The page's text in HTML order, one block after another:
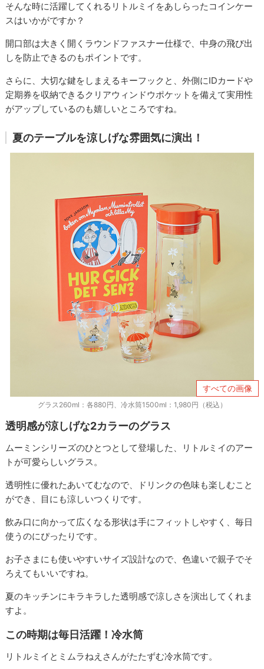
そんな時に活躍してくれるリトルミイをあしらったコインケー
スはいかがですか？
開口部は大きく開くラウンドファスナー仕様で、中身の飛び出
しを防止できるのもポイントです。
さらに、大切な鍵をしまえるキーフックと、外側にIDカードや
定期券を収納できるクリアウィンドウポケットを備えて実用性
がアップしているのも嬉しいところですね。
夏のテーブルを涼しげな雰囲気に演出！
すべての画像
グラス260ml：各880円、冷水筒1500ml：1,980円（税込）
透明感が涼しげな2カラーのグラス
ムーミンシリーズのひとつとして登場した、リトルミイのアー
トが可愛らしいグラス。
透明性に優れたあいてむなので、ドリンクの色味も楽しむこと
ができ、目にも涼しいつくりです。
飲み口に向かって広くなる形状は手にフィットしやすく、毎日
使うのにぴったりです。
お子さまにも使いやすいサイズ設計なので、色違いで親子でそ
ろえてもいいですね。
夏のキッチンにキラキラした透明感で涼しさを演出してくれま
すよ。
この時期は毎日活躍！冷水筒
リトルミイとミムラねえさんがたたずむ冷水筒です。